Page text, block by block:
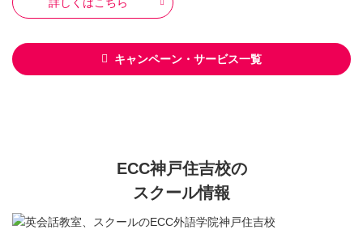
キャンペーン・サービス一覧
ECC神戸住吉校の
スクール情報